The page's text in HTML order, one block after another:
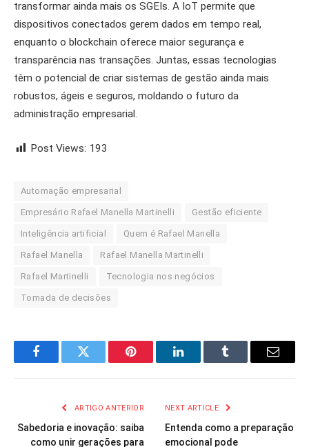
transformar ainda mais os SGEIs. A IoT permite que
dispositivos conectados gerem dados em tempo real,
enquanto o blockchain oferece maior segurança e
transparência nas transações. Juntas, essas tecnologias
têm o potencial de criar sistemas de gestão ainda mais
robustos, ágeis e seguros, moldando o futuro da
administração empresarial.
Post Views: 193
Automação empresarial
Empresário Rafael Manella Martinelli Gestão eficiente
Inteligência artificial Quem é Rafael Manella
Rafael Manella Rafael Manella Martinelli
Rafael Martinelli Tecnologia nos negócios
Tomada de decisões
FacebookTwitter Pinterest LinkedInTumblr Email
ARTIGO ANTERIOR
Sabedoria e inovação: saiba
como unir gerações para
NEXT ARTICLE
Entenda como a preparação
emocional pode